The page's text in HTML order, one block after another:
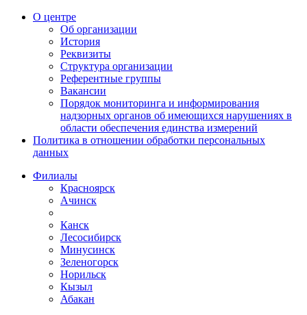
О центре
Об организации
История
Реквизиты
Структура организации
Референтные группы
Вакансии
Порядок мониторинга и информирования
надзорных органов об имеющихся нарушениях в
области обеспечения единства измерений
Политика в отношении обработки персональных
данных
Филиалы
Красноярск
Ачинск
Канск
Лесосибирск
Минусинск
Зеленогорск
Норильск
Кызыл
Абакан